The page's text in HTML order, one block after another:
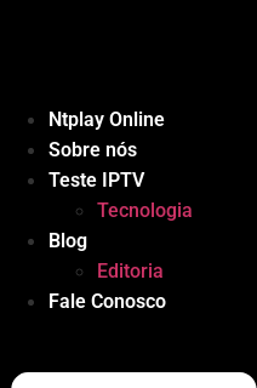
Ntplay Online
Sobre nós
Teste IPTV
Tecnologia
Blog
Editoria
Fale Conosco